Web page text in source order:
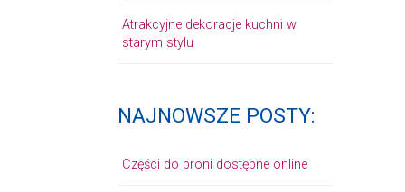
Atrakcyjne dekoracje kuchni w
starym stylu
NAJNOWSZE POSTY:
Części do broni dostępne online